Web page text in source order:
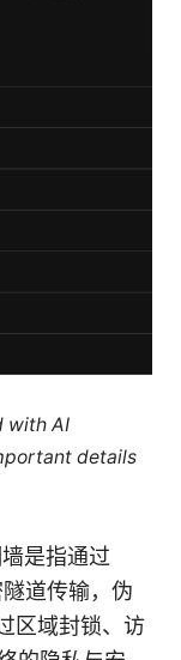
with AI
details
是指通过
道传输，伪
区域封锁、访